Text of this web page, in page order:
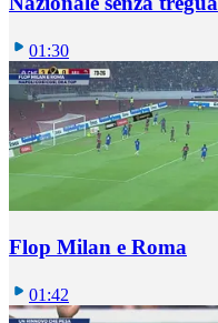
01:30
Flop Milan e Roma
01:42